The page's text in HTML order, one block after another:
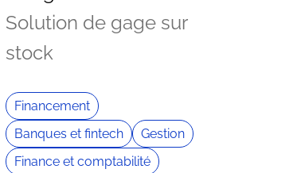
Solution de gage sur
stock
Financement
Banques et fintech
Gestion
Finance et comptabilité